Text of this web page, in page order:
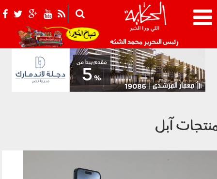
رئيس التحرير محمد الشبّه 021_2.png
آبل